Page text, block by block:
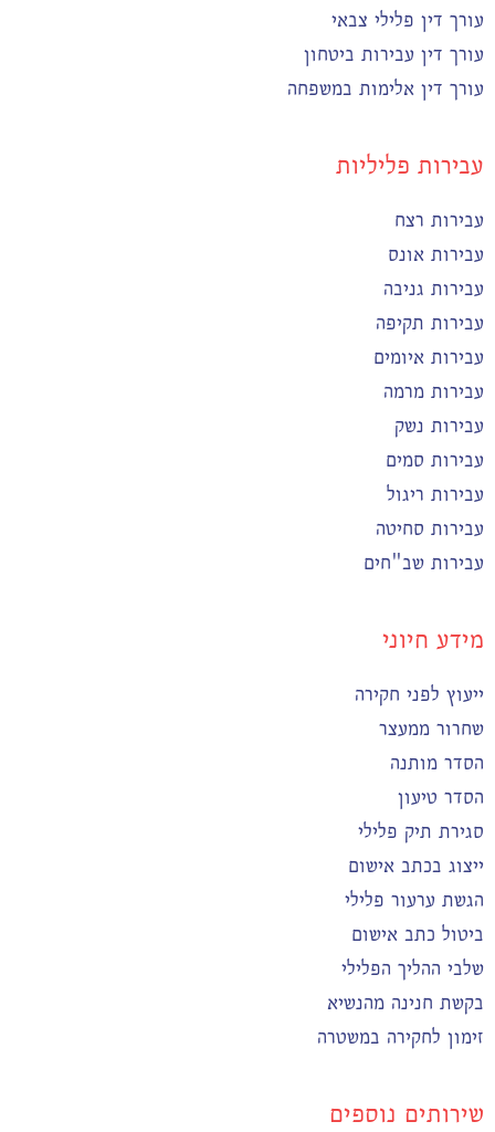
עורך דין פלילי צבאי
עורך דין עבירות ביטחון
עורך דין אלימות במשפחה
עבירות פליליות
עבירות רצח
עבירות אונס
עבירות גניבה
עבירות תקיפה
עבירות איומים
עבירות מרמה
עבירות נשק
עבירות סמים
עבירות ריגול
עבירות סחיטה
עבירות שב"חים
מידע חיוני
ייעוץ לפני חקירה
שחרור ממעצר
הסדר מותנה
הסדר טיעון
סגירת תיק פלילי
ייצוג בכתב אישום
הגשת ערעור פלילי
ביטול כתב אישום
שלבי ההליך הפלילי
בקשת חנינה מהנשיא
זימון לחקירה במשטרה
שירותים נוספים